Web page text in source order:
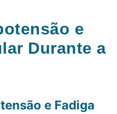
e
Durante a
e Fadiga